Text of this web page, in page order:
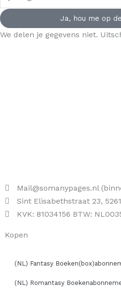
Ja, hou me op
We delen je gegevens niet.
Mail@somanypages.nl
Sint Elisabethstraat 23,
KVK: 81034156 BTW:
Kopen
(NL) Fantasy
(NL) Romantasy